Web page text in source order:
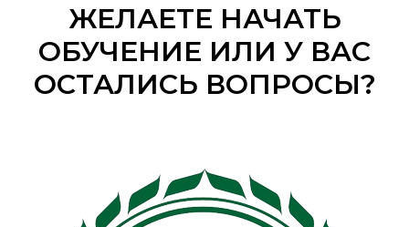
ЖЕЛАЕТЕ НАЧАТЬ
ОБУЧЕНИЕ ИЛИ У ВАС
ОСТАЛИСЬ ВОПРОСЫ?